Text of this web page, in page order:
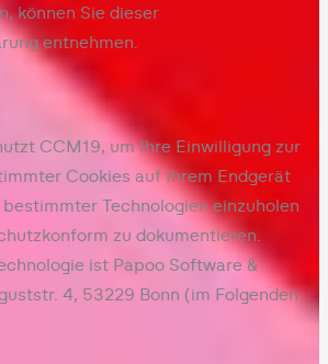
können Sie dieser
entnehmen.
CCM19, um Ihre Einwilligung zur
Cookies auf Ihrem Endgerät
Technologien einzuholen
zu dokumentieren.
ist Papoo Software &
4, 53229 Bonn (im Folgenden